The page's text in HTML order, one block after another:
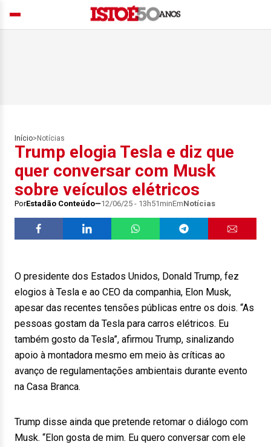
Início> Notícias
Trump elogia Tesla e diz que
quer conversar com Musk
sobre veículos elétricos
PorEstadão Conteúdo 12/06/25 - 13h51minEmNotícias
O presidente dos Estados Unidos, Donald Trump, fez
elogios à Tesla e ao CEO da companhia, Elon Musk,
apesar das recentes tensões públicas entre os dois. “As
pessoas gostam da Tesla para carros elétricos. Eu
também gosto da Tesla”, afirmou Trump, sinalizando
apoio à montadora mesmo em meio às críticas ao
avanço de regulamentações ambientais durante evento
na Casa Branca.
Trump disse ainda que pretende retomar o diálogo com
Musk. “Elon gosta de mim. Eu quero conversar com ele